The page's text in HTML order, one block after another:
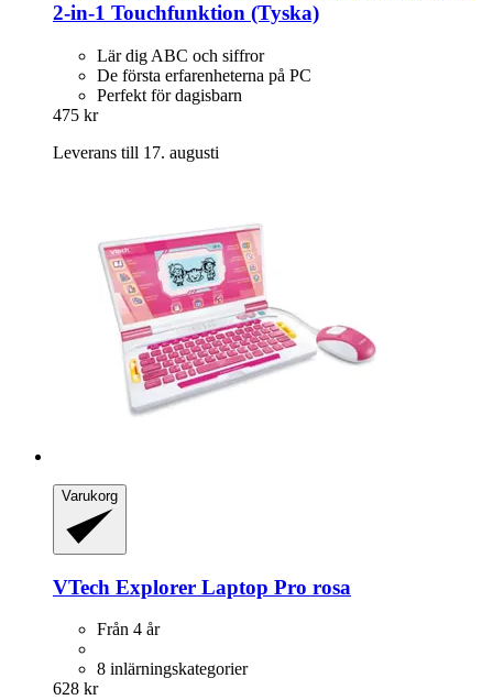
2-​in-​1 Touchfunktion (Tyska)
Lär dig ABC och siffror
De första erfarenheterna på PC
Perfekt för dagisbarn
475 kr
Leverans till 17. augusti
Varukorg
VTech Explorer Laptop Pro rosa
Från 4 år
8 inlärningskategorier
628 kr